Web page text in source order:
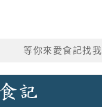
等你來愛食記找我